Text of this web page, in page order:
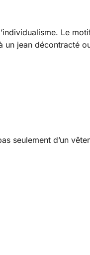
Le
un jean décontracté
seulement d’un